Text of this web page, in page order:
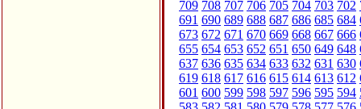
709 708 707 706 705 704 703 702
691 690 689 688 687 686 685 684
673 672 671 670 669 668 667 666
655 654 653 652 651 650 649 648
637 636 635 634 633 632 631 630
619 618 617 616 615 614 613 612
601 600 599 598 597 596 595 594